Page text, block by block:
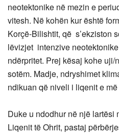
neotektonike në mezin e
vitesh. Në kohën kur është
Korçë-Bilishtit, që s’ekziston
lëvizjet intenzive
ndërpritet. Prej kësaj kohe
sotëm. Madje, ndryshimet
ndikuan që niveli i liqenit e
Duke u ndodhur në një lartësi
Liqenit të Ohrit, pastaj